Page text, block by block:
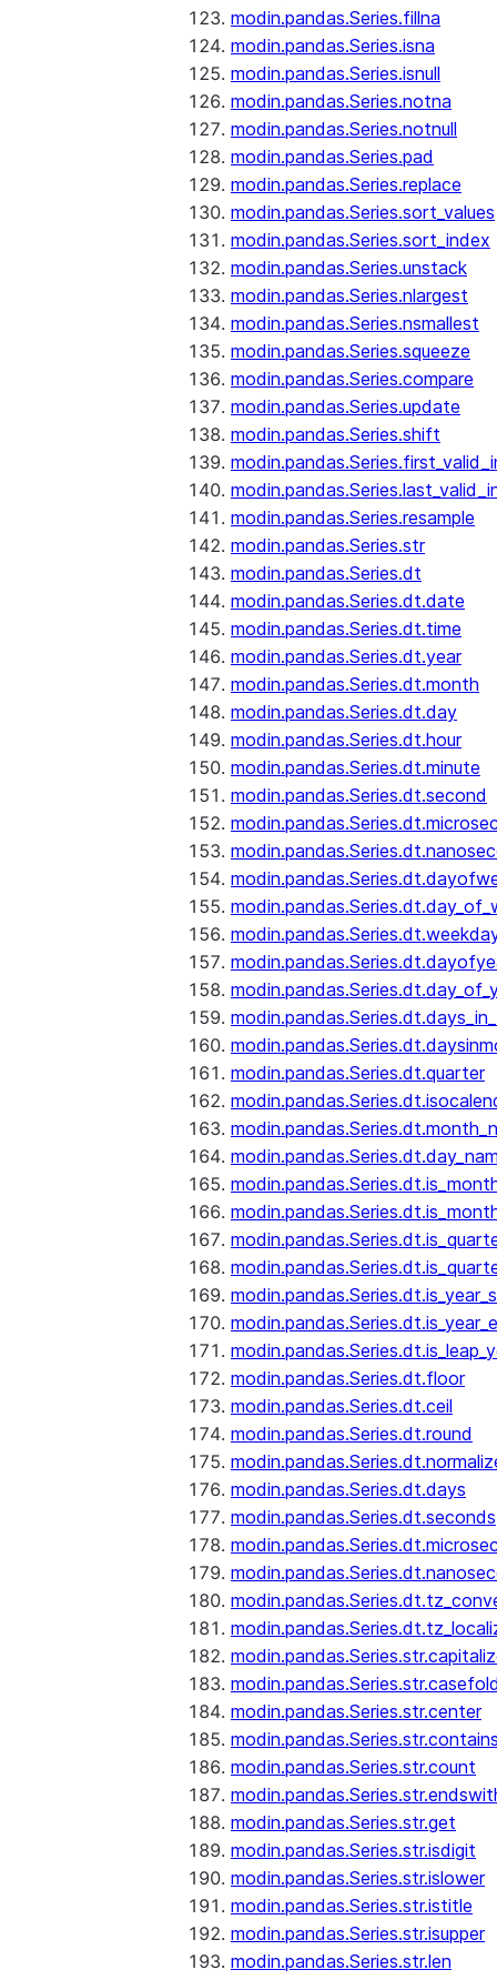
modin.pandas.Series.fillna
modin.pandas.Series.isna
modin.pandas.Series.isnull
modin.pandas.Series.notna
modin.pandas.Series.notnull
modin.pandas.Series.pad
modin.pandas.Series.replace
modin.pandas.Series.sort_values
modin.pandas.Series.sort_index
modin.pandas.Series.unstack
modin.pandas.Series.nlargest
modin.pandas.Series.nsmallest
modin.pandas.Series.squeeze
modin.pandas.Series.compare
modin.pandas.Series.update
modin.pandas.Series.shift
modin.pandas.Series.resample
modin.pandas.Series.str
modin.pandas.Series.dt
modin.pandas.Series.dt.date
modin.pandas.Series.dt.time
modin.pandas.Series.dt.year
modin.pandas.Series.dt.month
modin.pandas.Series.dt.day
modin.pandas.Series.dt.hour
modin.pandas.Series.dt.minute
modin.pandas.Series.dt.second
modin.pandas.Series.dt.quarter
modin.pandas.Series.dt.floor
modin.pandas.Series.dt.ceil
modin.pandas.Series.dt.round
modin.pandas.Series.dt.days
modin.pandas.Series.dt.seconds
modin.pandas.Series.str.center
modin.pandas.Series.str.count
modin.pandas.Series.str.get
modin.pandas.Series.str.isdigit
modin.pandas.Series.str.islower
modin.pandas.Series.str.istitle
modin.pandas.Series.str.isupper
modin.pandas.Series.str.len